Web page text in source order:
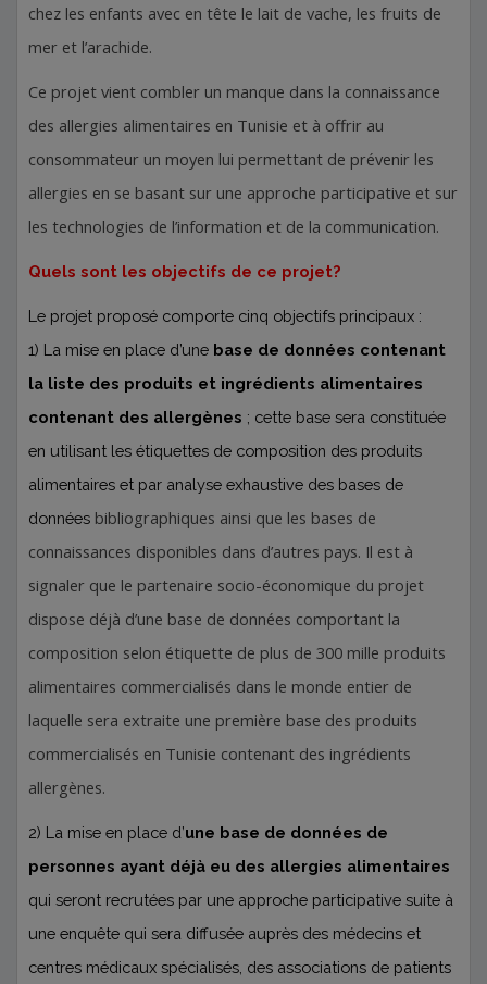
chez les enfants avec en tête le lait de vache, les fruits de
mer et l’arachide.
Ce projet vient combler un manque dans la connaissance
des allergies alimentaires en Tunisie et à offrir au
consommateur un moyen lui permettant de prévenir les
allergies en se basant sur une approche participative et sur
les technologies de l’information et de la communication.
Quels sont les objectifs de ce projet?
Le projet proposé comporte cinq objectifs principaux :
1) La mise en place d’une base de données contenant
la liste des produits et ingrédients alimentaires
contenant des allergènes ; cette base sera constituée
en utilisant les étiquettes de composition des produits
alimentaires et par analyse exhaustive des bases de
données bibliographiques ainsi que les bases de
connaissances disponibles dans d’autres pays. Il est à
signaler que le partenaire socio-économique du projet
dispose déjà d’une base de données comportant la
composition selon étiquette de plus de 300 mille produits
alimentaires commercialisés dans le monde entier de
laquelle sera extraite une première base des produits
commercialisés en Tunisie contenant des ingrédients
allergènes.
2) La mise en place d’une base de données de
personnes ayant déjà eu des allergies alimentaires
qui seront recrutées par une approche participative suite à
une enquête qui sera diffusée auprès des médecins et
centres médicaux spécialisés, des associations de patients